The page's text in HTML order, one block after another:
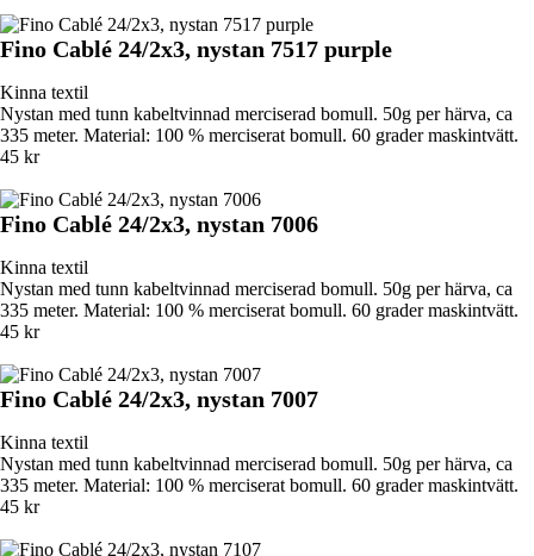
Fino Cablé 24/2x3, nystan 7517 purple
Kinna textil
Nystan med tunn kabeltvinnad merciserad bomull. 50g per härva, ca
335 meter. Material: 100 % merciserat bomull. 60 grader maskintvätt.
45 kr
Fino Cablé 24/2x3, nystan 7006
Kinna textil
Nystan med tunn kabeltvinnad merciserad bomull. 50g per härva, ca
335 meter. Material: 100 % merciserat bomull. 60 grader maskintvätt.
45 kr
Fino Cablé 24/2x3, nystan 7007
Kinna textil
Nystan med tunn kabeltvinnad merciserad bomull. 50g per härva, ca
335 meter. Material: 100 % merciserat bomull. 60 grader maskintvätt.
45 kr